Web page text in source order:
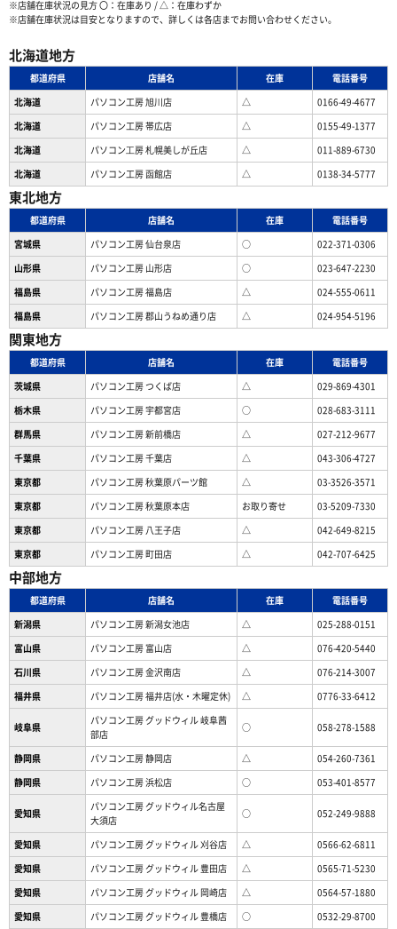
※店舗在庫状況の見方 〇：在庫あり / △：在庫わずか
※店舗在庫状況は目安となりますので、詳しくは各店までお問い合わせください。
北海道地方
都道府県 店舗名 在庫
電話番号
北海道
パソコン工房 旭川店 △
0166-49-4677
北海道
パソコン工房 帯広店 △
0155-49-1377
北海道
パソコン⼯房 札幌美しが丘店 △
011-889-6730
北海道
パソコン工房 函館店 △ 0138-34-5777
東北地方
都道府県 店舗名 在庫
電話番号
宮城県
パソコン工房 仙台泉店 ○
022-371-0306
山形県
パソコン工房 山形店 ○
023-647-2230
福島県
パソコン工房 福島店 △
024-555-0611
福島県
パソコン工房 郡山うねめ通り店 △ 024-954-5196
関東地方
都道府県 店舗名 在庫
電話番号
茨城県
パソコン工房 つくば店 △
029-869-4301
栃木県
パソコン工房 宇都宮店 ○
028-683-3111
群馬県
パソコン工房 新前橋店 △
027-212-9677
千葉県
パソコン工房 千葉店 △
043-306-4727
東京都
パソコン工房 秋葉原パーツ館 △
03-3526-3571
東京都
パソコン工房 秋葉原本店 お取り寄せ
03-5209-7330
東京都
パソコン工房 八王子店 △
042-649-8215
東京都
パソコン工房 町田店 △ 042-707-6425
中部地方
都道府県 店舗名 在庫
電話番号
新潟県
パソコン工房 新潟女池店 △
025-288-0151
富山県
パソコン工房 富山店 △
076-420-5440
石川県
パソコン工房 金沢南店 △
076-214-3007
福井県
パソコン工房 福井店(水・木曜定休) △ 0776-33-6412
岐阜県
パソコン工房 グッドウィル 岐阜茜
部店
○ 058-278-1588
静岡県 パソコン工房 静岡店 △
054-260-7361
静岡県
パソコン工房 浜松店 ○ 053-401-8577
愛知県
パソコン工房 グッドウィル名古屋
大須店
○ 052-249-9888
愛知県 パソコン工房 グッドウィル 刈谷店 △
0566-62-6811
愛知県
パソコン工房 グッドウィル 豊田店 △
0565-71-5230
愛知県
パソコン工房 グッドウィル 岡崎店 △
0564-57-1880
愛知県
パソコン工房 グッドウィル 豊橋店 ○ 0532-29-8700